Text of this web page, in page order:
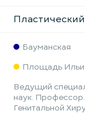
Бауманская
Площадь
Ведущий
наук.
Генитальной